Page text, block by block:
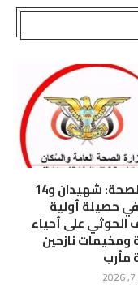
وزارة الصحة: شهيدان و14
حصيلة أولية
على أحياء
نازحين
مأرب